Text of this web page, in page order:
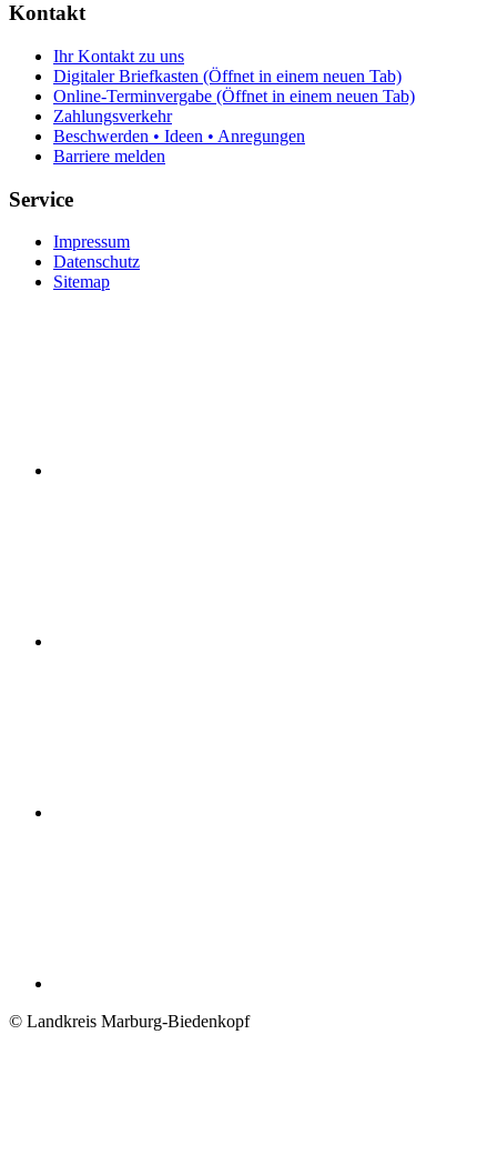
Kontakt
Ihr Kontakt zu uns
Digitaler Briefkasten (Öffnet in einem neuen Tab)
Online-Terminvergabe (Öffnet in einem neuen Tab)
Zahlungsverkehr
Beschwerden • Ideen • Anregungen
Barriere melden
Service
Impressum
Datenschutz
Sitemap
© Landkreis Marburg-Biedenkopf